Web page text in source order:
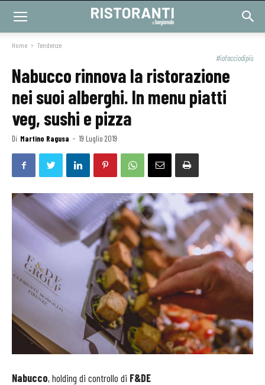
Home Tendenze
#iofacciodipiù
Nabucco rinnova la ristorazione
nei suoi alberghi. In menu piatti
veg, sushi e pizza
Di Martino Ragusa - 19 Luglio 2019
Nabucco, holding di controllo di F&DE